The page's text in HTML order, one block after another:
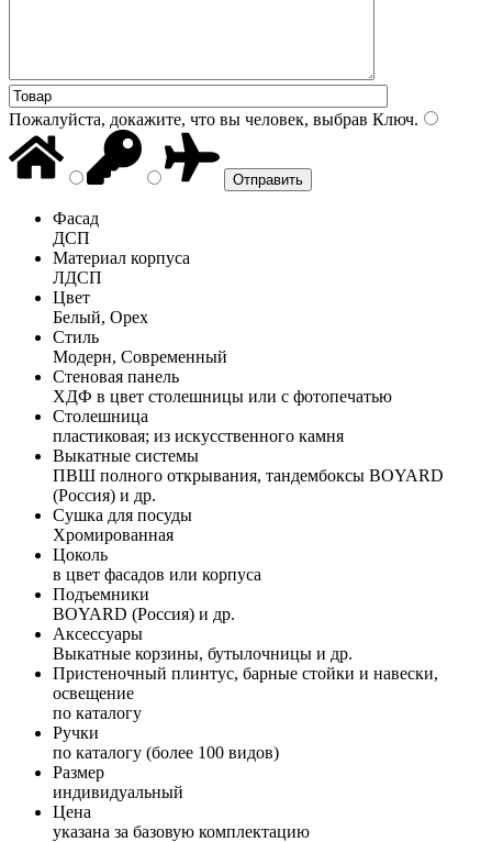
Пожалуйста, докажите, что вы человек, выбрав Ключ.
Фасад
ДСП
Материал корпуса
ЛДСП
Цвет
Белый, Орех
Стиль
Модерн, Современный
Стеновая панель
ХДФ в цвет столешницы или с фотопечатью
Столешница
пластиковая; из искусственного камня
Выкатные системы
ПВШ полного открывания, тандембоксы BOYARD
(Россия) и др.
Сушка для посуды
Хромированная
Цоколь
в цвет фасадов или корпуса
Подъемники
BOYARD (Россия) и др.
Аксессуары
Выкатные корзины, бутылочницы и др.
Пристеночный плинтус, барные стойки и навески,
освещение
по каталогу
Ручки
по каталогу (более 100 видов)
Размер
индивидуальный
Цена
указана за базовую комплектацию